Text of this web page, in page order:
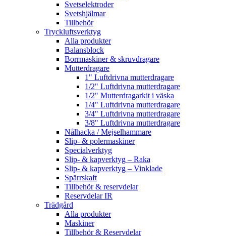
Svetselektroder
Svetshjälmar
Tillbehör
Tryckluftsverktyg
Alla produkter
Balansblock
Borrmaskiner & skruvdragare
Mutterdragare
1" Luftdrivna mutterdragare
1/2" Luftdrivna mutterdragare
1/2" Mutterdragarkit i väska
1/4" Luftdrivna mutterdragare
3/4" Luftdrivna mutterdragare
3/8" Luftdrivna mutterdragare
Nålhacka / Mejselhammare
Slip- & polermaskiner
Specialverktyg
Slip- & kapverktyg – Raka
Slip- & kapverktyg – Vinklade
Spärrskaft
Tillbehör & reservdelar
Reservdelar IR
Trädgård
Alla produkter
Maskiner
Tillbehör & Reservdelar